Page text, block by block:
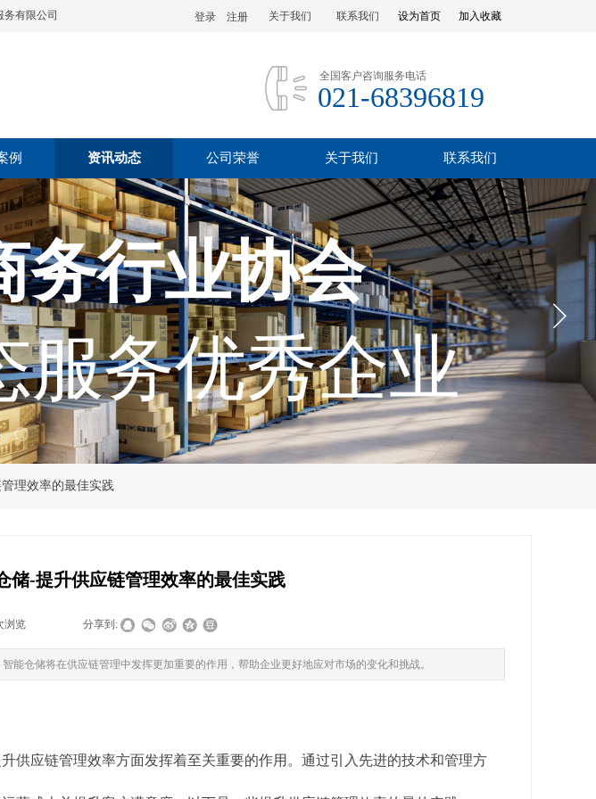
有限公司 设为首页 加入收藏
登录 注册 联系我们
关于我们
全国客户咨询服务电话
021-68396819
例 资讯动态 公司荣誉 关于我们 联系我们
务行业协会
服务优秀企业
理效率的最佳实践
储-提升供应链管理效率的最佳实践
浏览 分享到:
能仓储将在供应链管理中发挥更加重要的作用，帮助企业更好地应对市场的变化和挑战。
供应链管理效率方面发挥着至关重要的作用。通过引入先进的技术和管理方